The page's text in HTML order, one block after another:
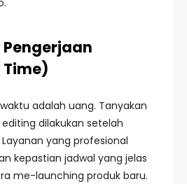
Pengerjaan
adalah uang. Tanyakan
dilakukan setelah
yang profesional
kepastian jadwal yang jelas
me-launching produk baru.